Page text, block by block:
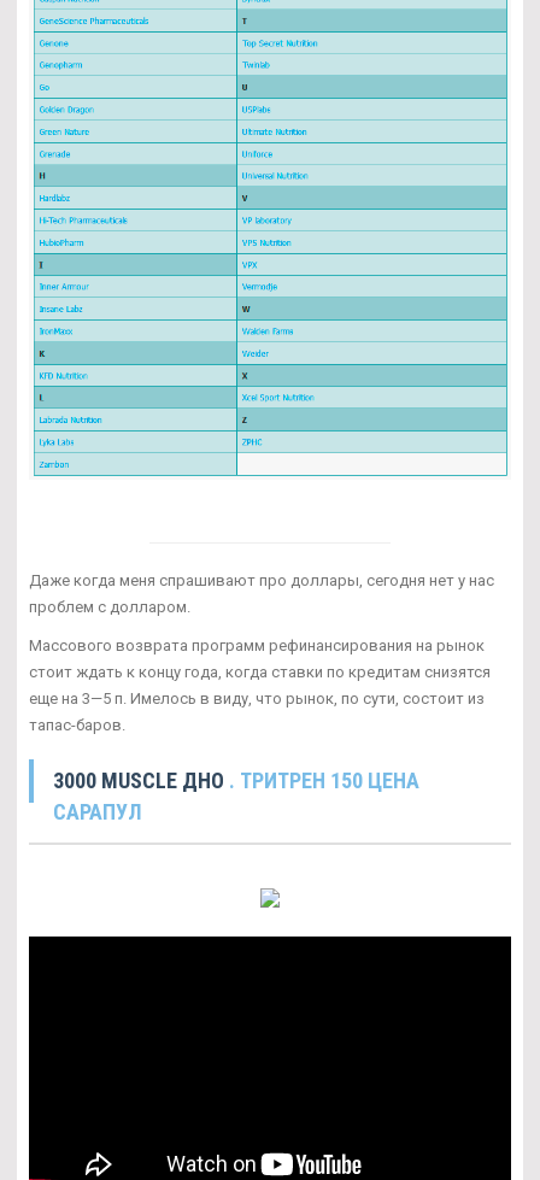
Даже когда меня спрашивают про доллары, сегодня нет у нас
проблем с долларом.
Массового возврата программ рефинансирования на рынок
стоит ждать к концу года, когда ставки по кредитам снизятся
еще на 3—5 п. Имелось в виду, что рынок, по сути, состоит из
тапас-баров.
3000 MUSCLE ДНО . ТРИТРЕН 150 ЦЕНА
САРАПУЛ